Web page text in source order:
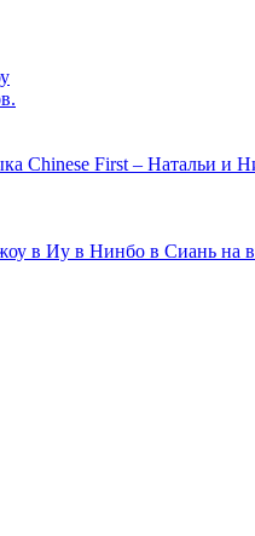
Chinese First – Натальи и
в Иу в Нинбо в Сиань на